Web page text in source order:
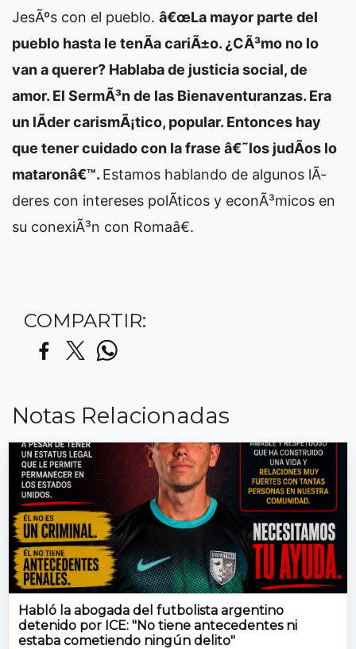
JesÃºs con el pueblo. â€œLa mayor parte del
pueblo hasta le tenÃ­a cariÃ±o. ¿CÃ³mo no lo
van a querer? Hablaba de justicia social, de
amor. El SermÃ³n de las Bienaventuranzas. Era
un lÃ­der carismÃ¡tico, popular. Entonces hay
que tener cuidado con la frase â€˜los judÃ­os lo
mataronâ€™. Estamos hablando de algunos lÃ­
deres con intereses polÃ­ticos y econÃ³micos en
su conexiÃ³n con Romaâ€.
COMPARTIR:
Notas Relacionadas
Habló la abogada del futbolista argentino
detenido por ICE: "No tiene antecedentes ni
estaba cometiendo ningún delito"